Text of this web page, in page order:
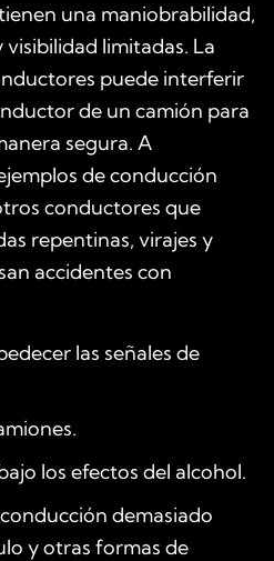
una maniobrabilidad,
limitadas. La
puede interferir
de un camión para
segura. A
de conducción
conductores que
repentinas, virajes y
accidentes con
las señales de
los efectos del alcohol.
demasiado
y otras formas de